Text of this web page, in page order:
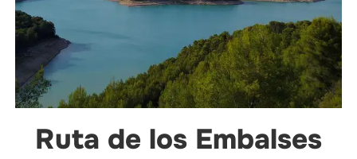
Ruta de los Embalses